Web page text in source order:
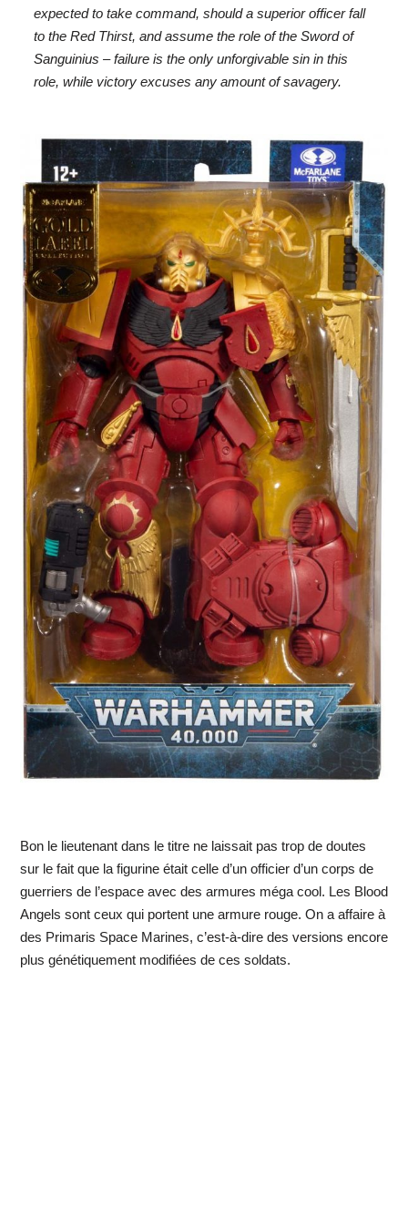
expected to take command, should a superior officer fall
to the Red Thirst, and assume the role of the Sword of
Sanguinius – failure is the only unforgivable sin in this
role, while victory excuses any amount of savagery.
Bon le lieutenant dans le titre ne laissait pas trop de doutes
sur le fait que la figurine était celle d’un officier d’un corps de
guerriers de l’espace avec des armures méga cool. Les Blood
Angels sont ceux qui portent une armure rouge. On a affaire à
des Primaris Space Marines, c’est-à-dire des versions encore
plus génétiquement modifiées de ces soldats.